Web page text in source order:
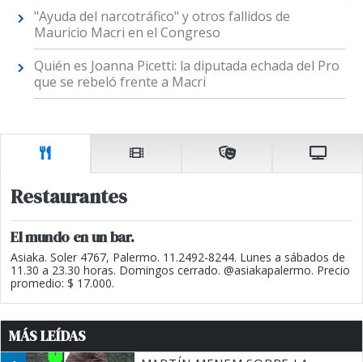
"Ayuda del narcotráfico" y otros fallidos de
Mauricio Macri en el Congreso
Quién es Joanna Picetti: la diputada echada del Pro
que se rebeló frente a Macri
Restaurantes
El mundo en un bar.
Asiaka. Soler 4767, Palermo. 11.2492-8244. Lunes a sábados de
11.30 a 23.30 horas. Domingos cerrado. @asiakapalermo. Precio
promedio: $ 17.000.
MÁS LEÍDAS